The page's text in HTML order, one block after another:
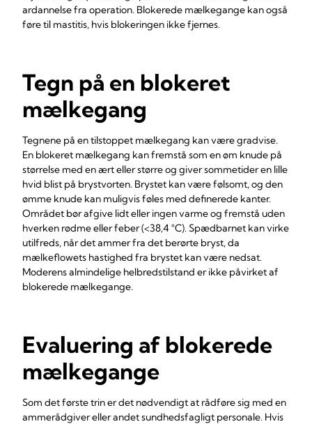
ardannelse fra operation. Blokerede mælkegange kan også
føre til mastitis, hvis blokeringen ikke fjernes.
Tegn på en blokeret
mælkegang
Tegnene på en tilstoppet mælkegang kan være gradvise.
En blokeret mælkegang kan fremstå som en øm knude på
størrelse med en ært eller større og giver sommetider en lille
hvid blist på brystvorten. Brystet kan være følsomt, og den
ømme knude kan muligvis føles med definerede kanter.
Området bør afgive lidt eller ingen varme og fremstå uden
hverken rødme eller feber (<38,4 °C). Spædbarnet kan virke
utilfreds, når det ammer fra det berørte bryst, da
mælkeflowets hastighed fra brystet kan være nedsat.
Moderens almindelige helbredstilstand er ikke påvirket af
blokerede mælkegange.
Evaluering af blokerede
mælkegange
Som det første trin er det nødvendigt at rådføre sig med en
ammerådgiver eller andet sundhedsfagligt personale. Hvis